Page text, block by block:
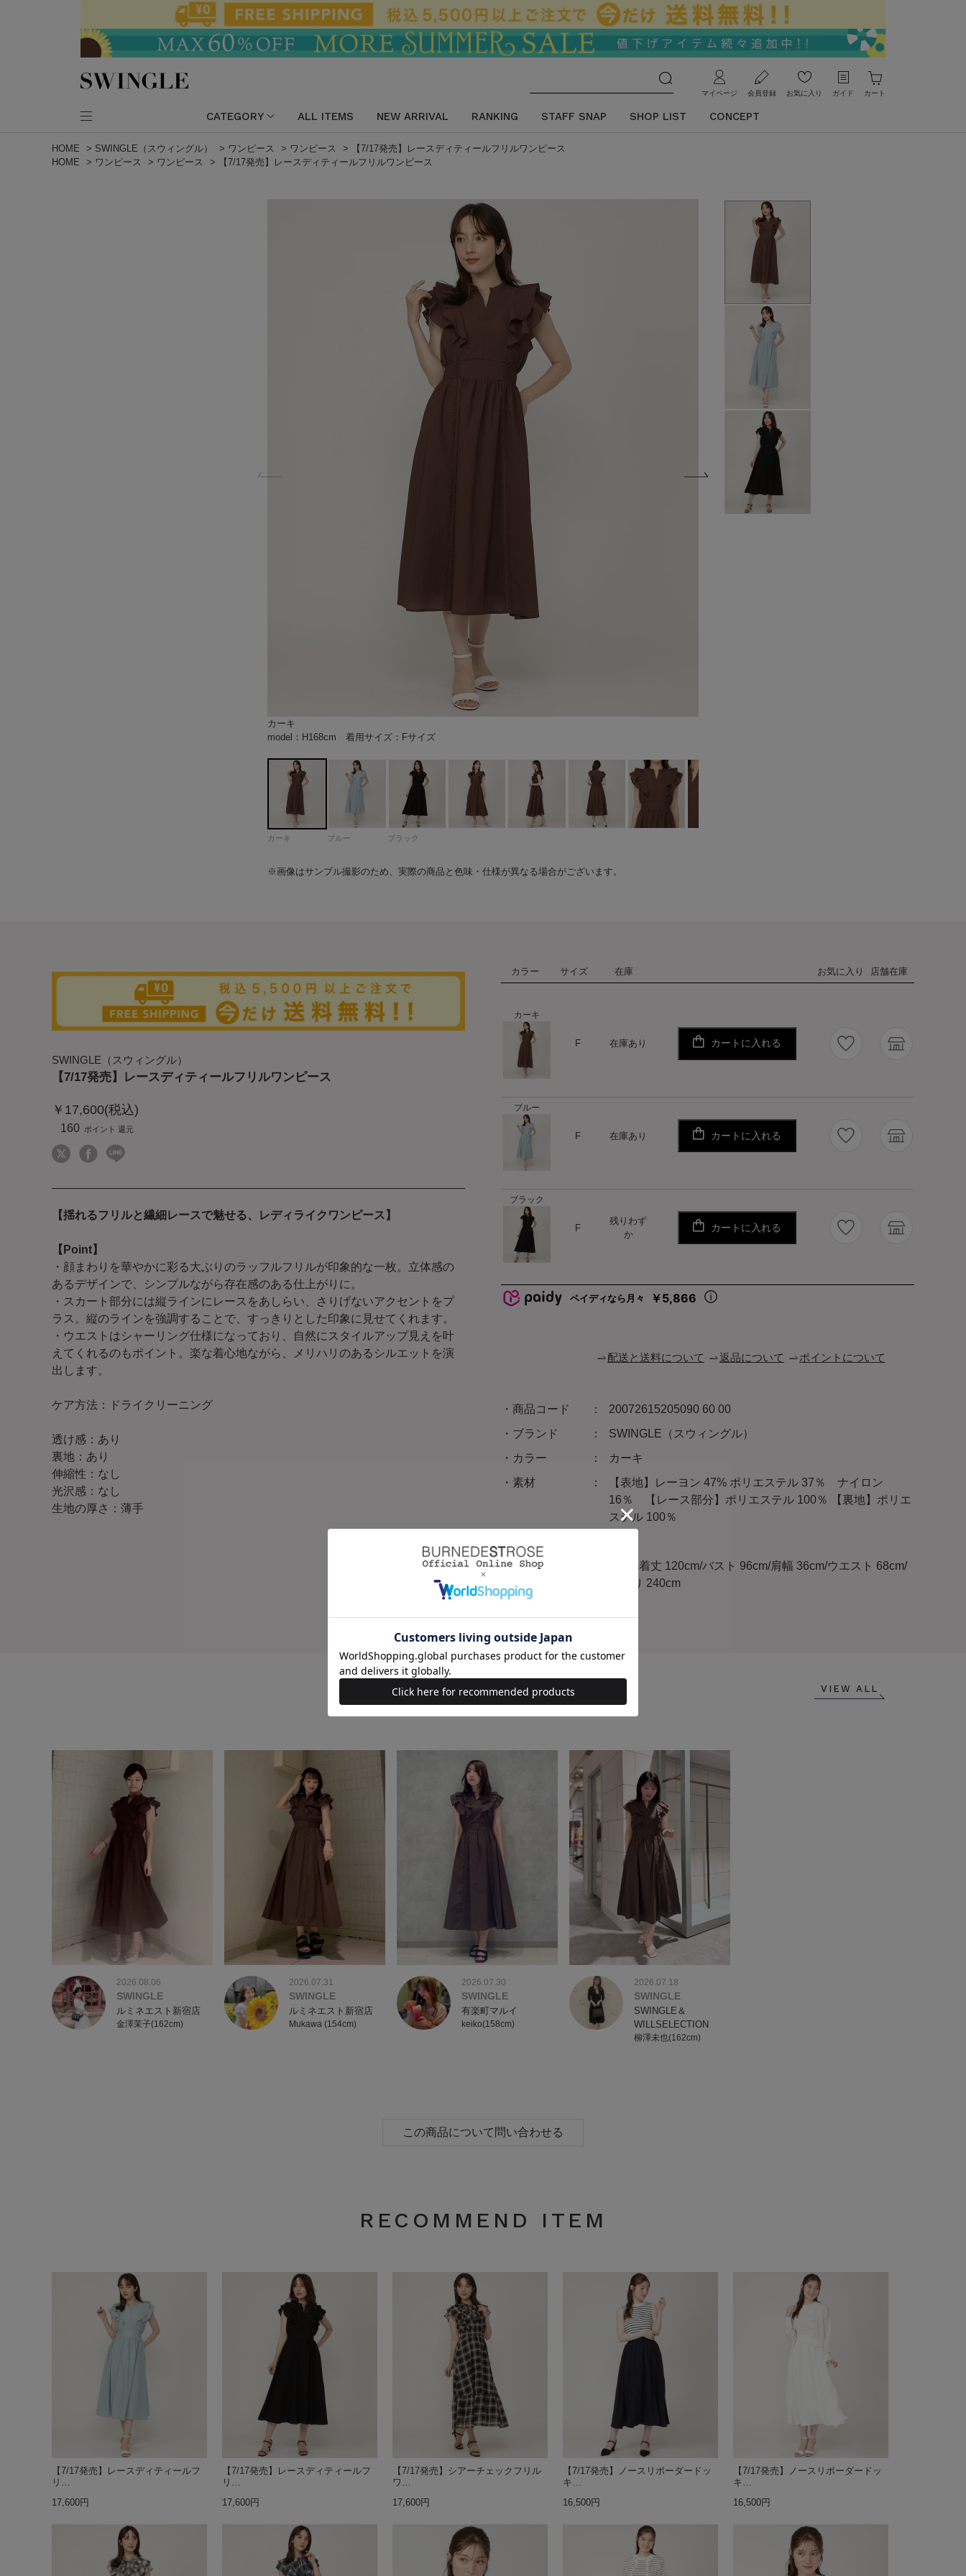
マイページ 会員登録 お気に入り ガイド カート
CATEGORY ALL ITEMS NEW ARRIVAL RANKING STAFF SNAP SHOP LIST CONCEPT
HOME > SWINGLE（スウィングル） > ワンピース > ワンピース >
【7/17発売】レースディティールフリルワンピース
HOME
> ワンピース > ワンピース > 【7/17発売】レースディティールフリルワンピース
カーキ
model：H168cm 着用サイズ：Fサイズ
ブルー
model：H168cm 着用サイズ：Fサイズ
ブラック
model：H168cm 着用サイズ：Fサイズ
model：H168cm 着用サイズ：Fサイズ
model：H168cm 着用サイズ：Fサイズ
model：H168cm 着用サイズ：Fサイズ
model：H168cm 着用サイズ：Fサイズ
model：H168cm 着用サイズ：Fサイズ
model：H168cm 着用サイズ：Fサイズ
model：H168cm 着用サイズ：Fサイズ
model：H168cm 着用サイズ：Fサイズ
model：H168cm 着用サイズ：Fサイズ
カーキ ブルー ブラック
※画像はサンプル撮影のため、実際の商品と色味・仕様が異なる場合がございます。
SWINGLE（スウィングル）
【7/17発売】レースディティールフリルワンピース
￥17,600(税込)
160
【揺れるフリルと繊細レースで魅せる、レディライクワンピース】
【Point】
・顔まわりを華やかに彩る大ぶりのラッフルフリルが印象的な一枚。立体感の
あるデザインで、シンプルながら存在感のある仕上がりに。
・スカート部分には縦ラインにレースをあしらい、さりげないアクセントをプ
ラス。縦のラインを強調することで、すっきりとした印象に見せてくれます。
・ウエストはシャーリング仕様になっており、自然にスタイルアップ見えを叶
えてくれるのもポイント。楽な着心地ながら、メリハリのあるシルエットを演
出します。
ケア方法：ドライクリーニング
透け感：あり
裏地：あり
伸縮性：なし
光沢感：なし
生地の厚さ：薄手
カラー サイズ 在庫 お気に入り 店舗在庫
カーキ
F 在庫あり カートに入れる
ブルー
F 在庫あり カートに入れる
ブラック
F
残りわず
か
カートに入れる
ペイディなら月々 ￥5,866
配送と送料について 返品について ポイントについて
商品コード
20072615205090 60 00
ブランド
SWINGLE（スウィングル）
カラー
カーキ
素材
【表地】レーヨン 47% ポリエステル 37％ ナイロン
16％ 【レース部分】ポリエステル 100％ 【裏地】ポリエ
ステル 100％
サイズ
F(00):着丈 120cm/バスト 96cm/肩幅 36cm/ウエスト 68cm/
裾回り 240cm
STAFF SNAP VIEW ALL
2026.08.06
SWINGLE
ルミネエスト新宿店
金澤茉子(162cm)
2026.07.31
SWINGLE
ルミネエスト新宿店
Mukawa (154cm)
2026.07.30
SWINGLE
有楽町マルイ
keiko(158cm)
2026.07.18
SWINGLE
SWINGLE＆
WILLSELECTION
柳澤未也(162cm)
この商品について問い合わせる
RECOMMEND ITEM
【7/17発売】レースディティールフ
リ…
17,600円
【7/17発売】レースディティールフ
リ…
17,600円
【7/17発売】シアーチェックフリル
ワ…
17,600円
【7/17発売】ノースリボーダードッ
キ…
16,500円
【7/17発売】ノースリボーダードッ
キ…
16,500円